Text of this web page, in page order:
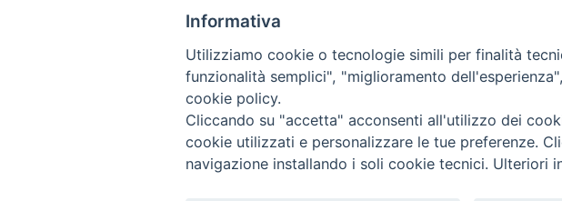
Privacy Policy
Copyright © 2019 - Tutti i diritti riservati - Vita Trentina Editrice
Informativa
Utilizziamo cookie o tecnologie simili per finalità
funzionalità semplici", "miglioramento
cookie policy.
Cliccando su "accetta" acconsenti all'utilizzo dei
cookie utilizzati e personalizzare le tue preferenze.
navigazione installando i soli cookie tecnici. Ulteriori